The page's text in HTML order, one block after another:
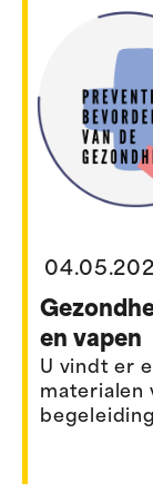
en vapen
U vindt er
materialen
begeleiding